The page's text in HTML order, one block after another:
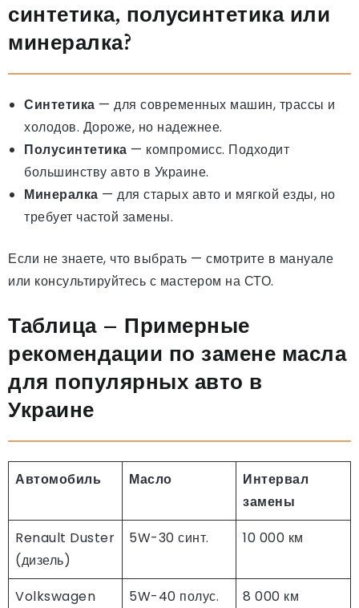
синтетика, полусинтетика или
минералка?
Синтетика — для современных машин, трассы и
холодов. Дороже, но надежнее.
Полусинтетика — компромисс. Подходит
большинству авто в Украине.
Минералка — для старых авто и мягкой езды, но
требует частой замены.
Если не знаете, что выбрать — смотрите в мануале
или консультируйтесь с мастером на СТО.
Таблица – Примерные
рекомендации по замене масла
для популярных авто в
Украине
Автомобиль Масло
Интервал
замены
Renault Duster
(дизель)
5W-30 синт. 10 000 км
Volkswagen
5W-40 полус. 8 000 км